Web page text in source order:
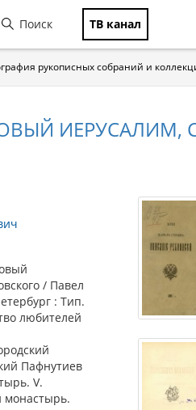
Поиск ТВ канал
рукописных собраний и
ИЕРУСАЛИМ,
/ Павел
: Тип.
любителей
Пафнутиев
V.
монастырь.